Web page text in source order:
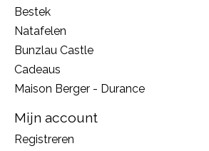
Bestek
Natafelen
Bunzlau Castle
Cadeaus
Maison Berger - Durance
Mijn account
Registreren